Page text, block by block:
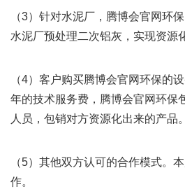
（3）针对水泥厂，腾博会官网
水泥厂预处理二次铝灰，实现资源
（4）客户购买腾博会官网环保
年的技术服务费，腾博会官网环保
人员，包销对方资源化出来的产品。
（5）其他双方认可的合作模式。
作。